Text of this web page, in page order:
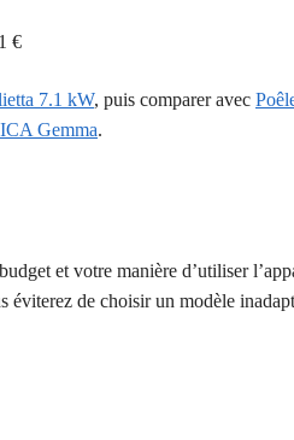
€
7.1 kW, puis comparer avec
Gemma.
et votre manière d’utiliser
éviterez de choisir un modèle